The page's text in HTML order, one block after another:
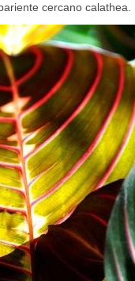
cercano calathea.